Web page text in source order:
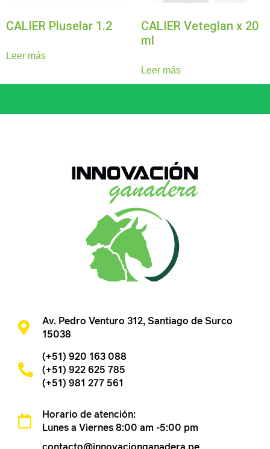
CALIER Pluselar 1.2
Leer más
CALIER Veteglan x 20
ml
Leer más
Av. Pedro Venturo 312, Santiago de Surco
15038
(+51) 920 163 088
(+51) 922 625 785
(+51) 981 277 561
Horario de atención:
Lunes a Viernes 8:00 am -5:00 pm